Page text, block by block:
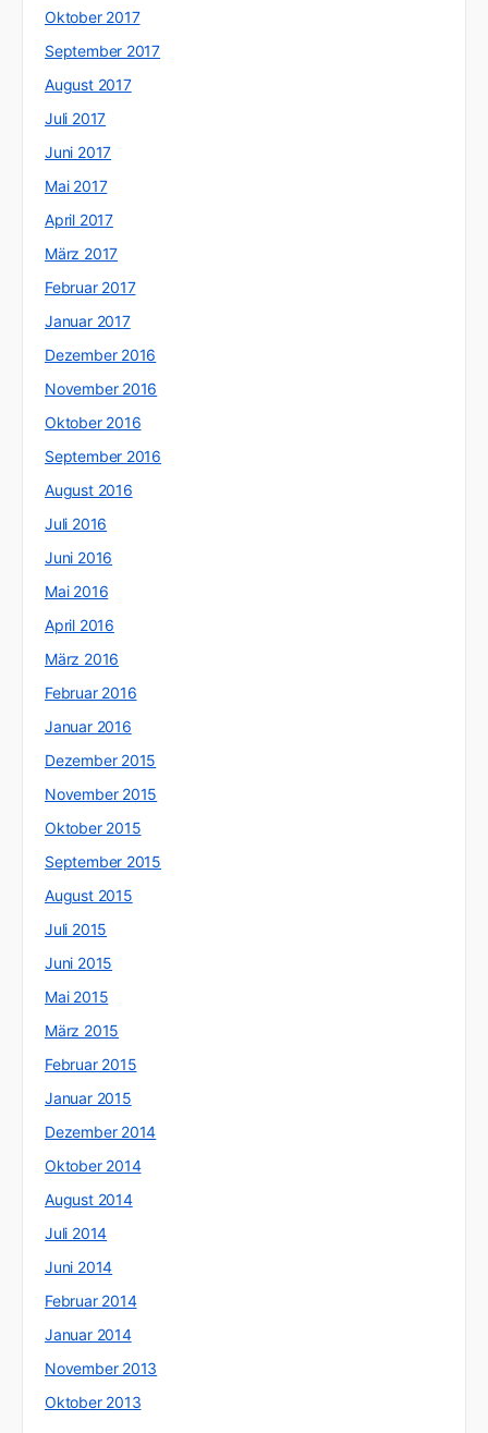
Oktober 2017
September 2017
August 2017
Juli 2017
Juni 2017
Mai 2017
April 2017
März 2017
Februar 2017
Januar 2017
Dezember 2016
November 2016
Oktober 2016
September 2016
August 2016
Juli 2016
Juni 2016
Mai 2016
April 2016
März 2016
Februar 2016
Januar 2016
Dezember 2015
November 2015
Oktober 2015
September 2015
August 2015
Juli 2015
Juni 2015
Mai 2015
März 2015
Februar 2015
Januar 2015
Dezember 2014
Oktober 2014
August 2014
Juli 2014
Juni 2014
Februar 2014
Januar 2014
November 2013
Oktober 2013